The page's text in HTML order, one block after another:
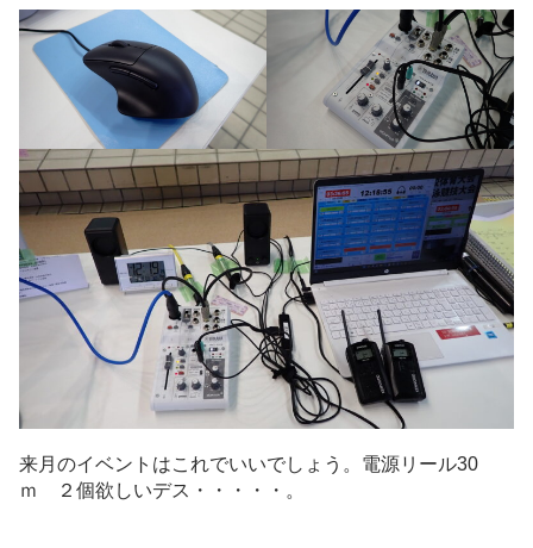
来月のイベントはこれでいいでしょう。電源リール30
ｍ ２個欲しいデス・・・・・。